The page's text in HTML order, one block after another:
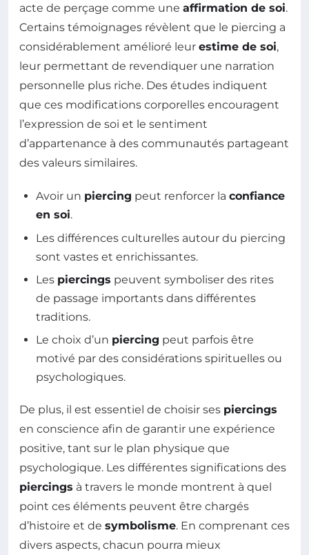
acte de perçage comme une affirmation de soi.
Certains témoignages révèlent que le piercing a
considérablement amélioré leur estime de soi,
leur permettant de revendiquer une narration
personnelle plus riche. Des études indiquent
que ces modifications corporelles encouragent
l’expression de soi et le sentiment
d’appartenance à des communautés partageant
des valeurs similaires.
Avoir un piercing peut renforcer la confiance
en soi.
Les différences culturelles autour du piercing
sont vastes et enrichissantes.
Les piercings peuvent symboliser des rites
de passage importants dans différentes
traditions.
Le choix d’un piercing peut parfois être
motivé par des considérations spirituelles ou
psychologiques.
De plus, il est essentiel de choisir ses piercings
en conscience afin de garantir une expérience
positive, tant sur le plan physique que
psychologique. Les différentes significations des
piercings à travers le monde montrent à quel
point ces éléments peuvent être chargés
d’histoire et de symbolisme. En comprenant ces
divers aspects, chacun pourra mieux